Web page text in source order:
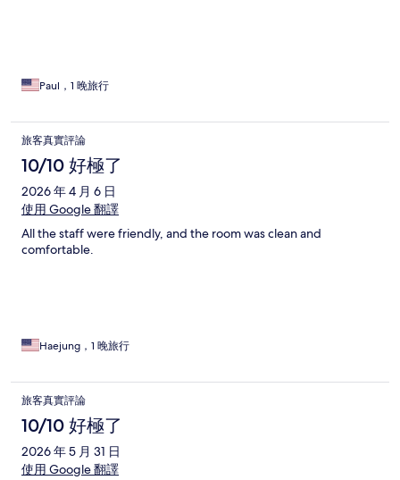
Paul，1 晚旅行
旅客真實評論
10/10 好極了
2026 年 4 月 6 日
使用 Google 翻譯
All the staff were friendly, and the room was clean and
comfortable.
Haejung，1 晚旅行
旅客真實評論
10/10 好極了
2026 年 5 月 31 日
使用 Google 翻譯